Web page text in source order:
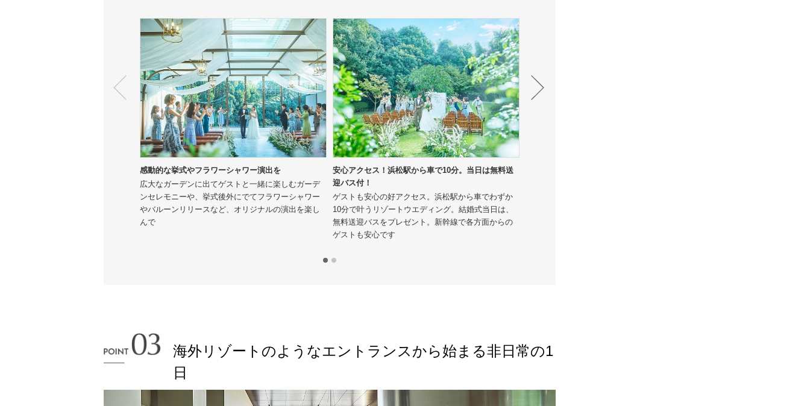
感動的な挙式やフラワーシャワー演出を
広大なガーデンに出てゲストと一緒に楽しむガーデ
ンセレモニーや、挙式後外にでてフラワーシャワー
やバルーンリリースなど、オリジナルの演出を楽し
んで
安心アクセス！浜松駅から車で10分。当日は無料送
迎バス付！
ゲストも安心の好アクセス。浜松駅から車でわずか
10分で叶うリゾートウエディング。結婚式当日は、
無料送迎バスをプレゼント。新幹線で各方面からの
ゲストも安心です
海外リゾートのようなエントランスから始まる非日常の1
日